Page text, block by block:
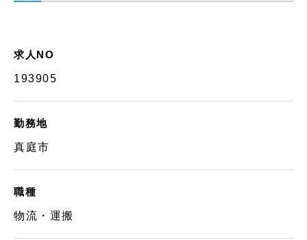
求人NO
193905
勤務地
真庭市
職種
物流・運搬